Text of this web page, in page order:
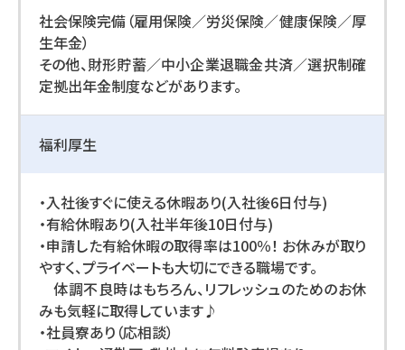
社会保険完備（雇用保険／労災保険／健康保険／厚
生年金）
その他、財形貯蓄／中小企業退職金共済／選択制確
定拠出年金制度などがあります。
福利厚生
・入社後すぐに使える休暇あり(入社後6日付与)
・有給休暇あり(入社半年後10日付与)
・申請した有給休暇の取得率は100％！ お休みが取り
やすく、プライベートも大切にできる職場です。
体調不良時はもちろん、リフレッシュのためのお休
みも気軽に取得しています♪
・社員寮あり（応相談）